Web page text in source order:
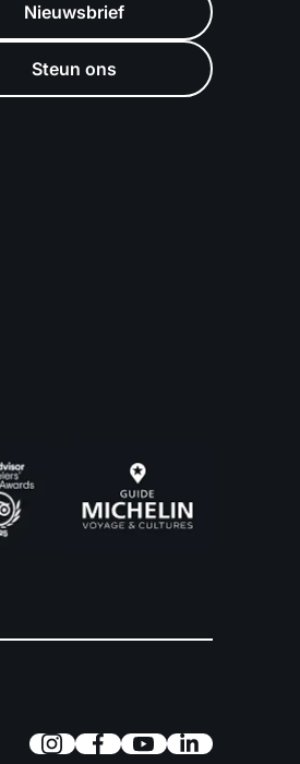
Nieuwsbrief
Steun ons